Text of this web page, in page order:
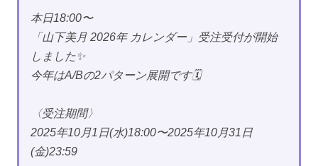
本日18:00〜
「山下美月 2026年 カレンダー」受注受付が開始
しました✨
今年はA/Bの2パターン展開です🗓️
〈受注期間〉
2025年10月1日(水)18:00〜2025年10月31日
(金)23:59